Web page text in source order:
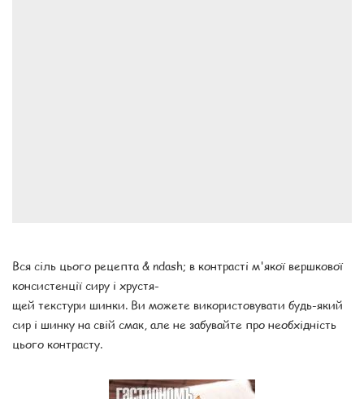
Вся сіль цього рецепта & ndash; в контрасті м'якої вершкової
консистенції сиру і хрустя-
щей текстури шинки. Ви можете використовувати будь-який
сир і шинку на свій смак, але не забувайте про необхідність
цього контрасту.